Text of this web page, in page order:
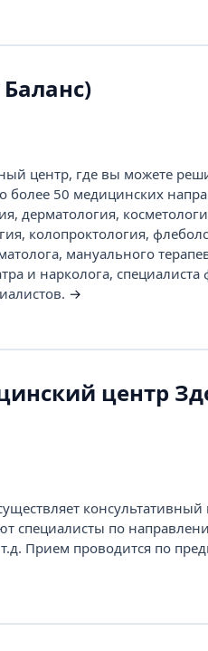
центр, где вы можете
более 50 медицинских
дерматология,
колопроктология,
мануального
и нарколога,
→
центр
консультативный
специалисты по
Прием проводится по